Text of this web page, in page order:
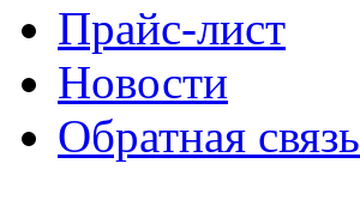
Прайс-лист
Новости
Обратная связь